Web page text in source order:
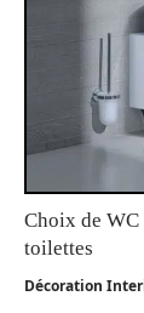
Choix de WC
toilettes
Décoration